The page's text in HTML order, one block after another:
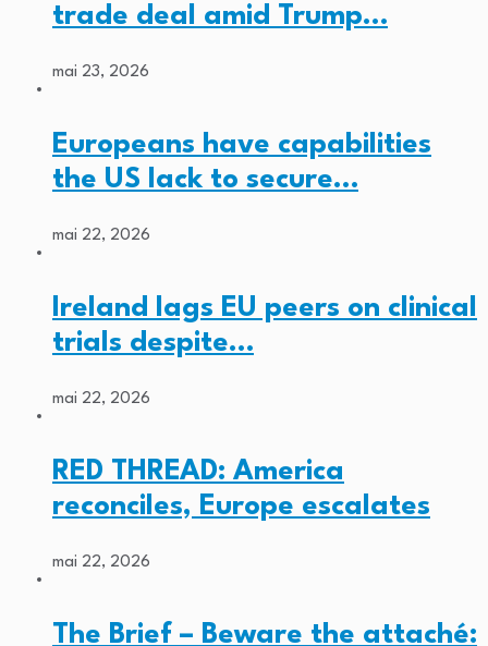
trade deal amid Trump…
mai 23, 2026
Europeans have capabilities
the US lack to secure…
mai 22, 2026
Ireland lags EU peers on clinical
trials despite…
mai 22, 2026
RED THREAD: America
reconciles, Europe escalates
mai 22, 2026
The Brief – Beware the attaché: